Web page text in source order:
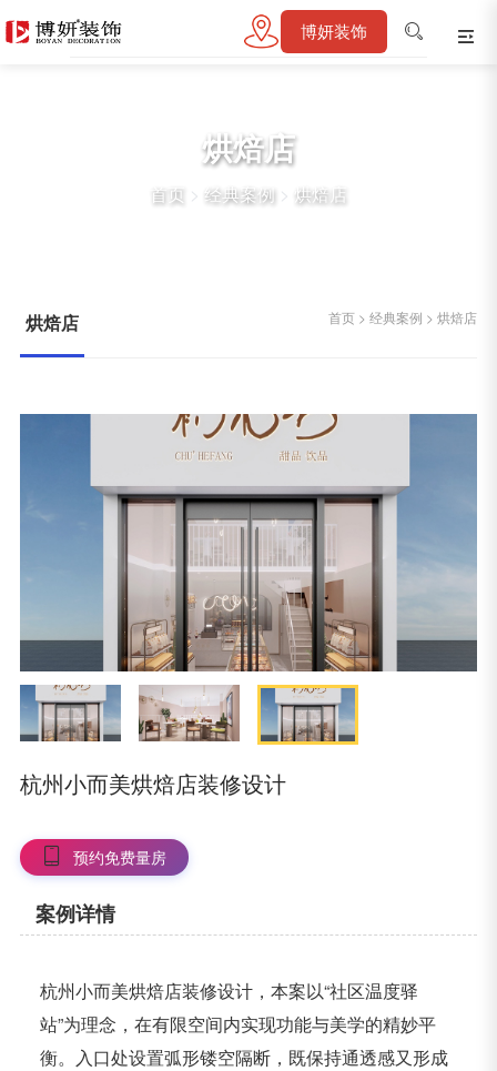
博妍装饰
烘焙店
首页 > 经典案例> 烘焙店
烘焙店 首页 >经典案例 >烘焙店
杭州小而美烘焙店装修设计
预约免费量房
案例详情
杭州小而美烘焙店装修设计，本案以“社区温度驿
站”为理念，在有限空间内实现功能与美学的精妙平
衡。入口处设置弧形镂空隔断，既保持通透感又形成